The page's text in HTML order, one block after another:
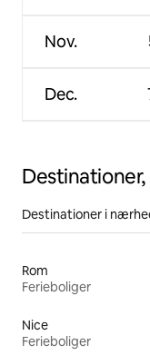
Nov.
Dec.
Destinationer i
Rom
Ferieboliger
Nice
Ferieboliger